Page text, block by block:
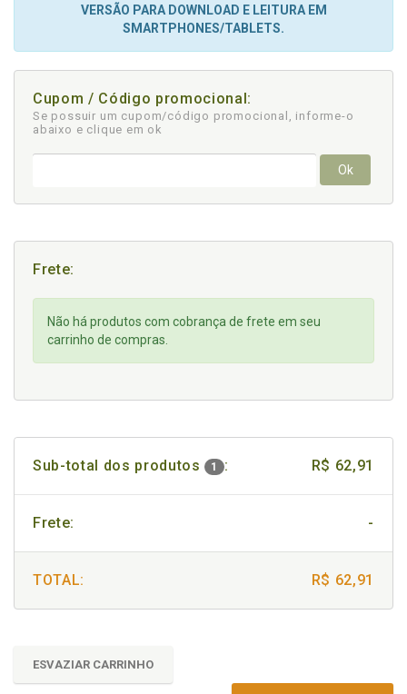
VERSÃO PARA DOWNLOAD E LEITURA EM
SMARTPHONES/TABLETS.
Cupom / Código promocional:
Se possuir um cupom/código promocional, informe-o
abaixo e clique em ok
Ok
Frete:
Não há produtos com cobrança de frete em seu
carrinho de compras.
Sub-total dos produtos 1 : R$ 62,91
Frete: -
TOTAL: R$ 62,91
ESVAZIAR CARRINHO